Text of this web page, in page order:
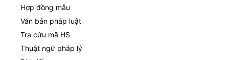
Hợp đồng mẫu
Văn bản pháp luật
Tra cứu mã HS
Thuật ngữ pháp lý